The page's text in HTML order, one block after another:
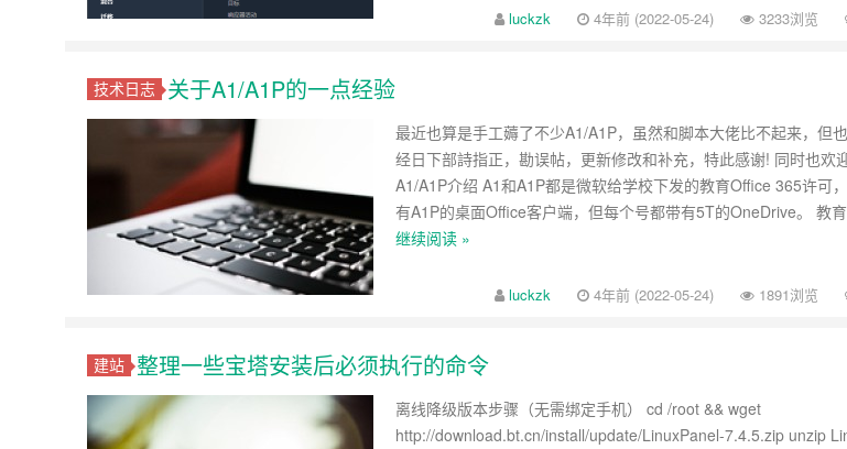
luckzk 4年前 (2022-05-24) 3233浏览
技术日志 关于A1/A1P的一点经验
最近也算是手工薅了不少A1/A1P，虽然和脚本大佬比不起来，但
经日下部詩指正，勘误帖，更新修改和补充，特此感谢! 同时也欢
A1/A1P介绍 A1和A1P都是微软给学校下发的教育Office 365许可
有A1P的桌面Office客户端，但每个号都带有5T的OneDrive。
继续阅读 »
luckzk 4年前 (2022-05-24) 1891浏览
建站 整理一些宝塔安装后必须执行的命令
离线降级版本步骤（无需绑定手机） cd /root && wget
http://download.bt.cn/install/update/LinuxPanel-7.4.5.zip unzip